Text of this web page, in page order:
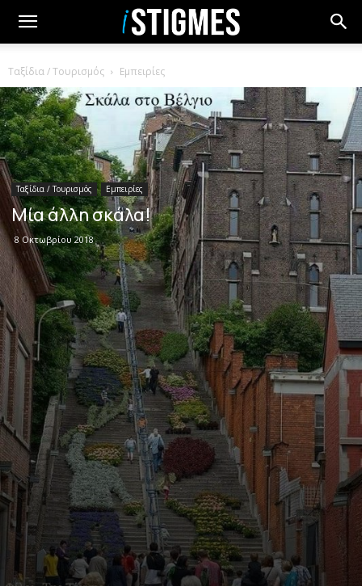
Ταξίδια / Τουρισμός Εμπειρίες
Ταξίδια / Τουρισμός Εμπειρίες
Μία άλλη σκάλα!
8 Οκτωβρίου 2018